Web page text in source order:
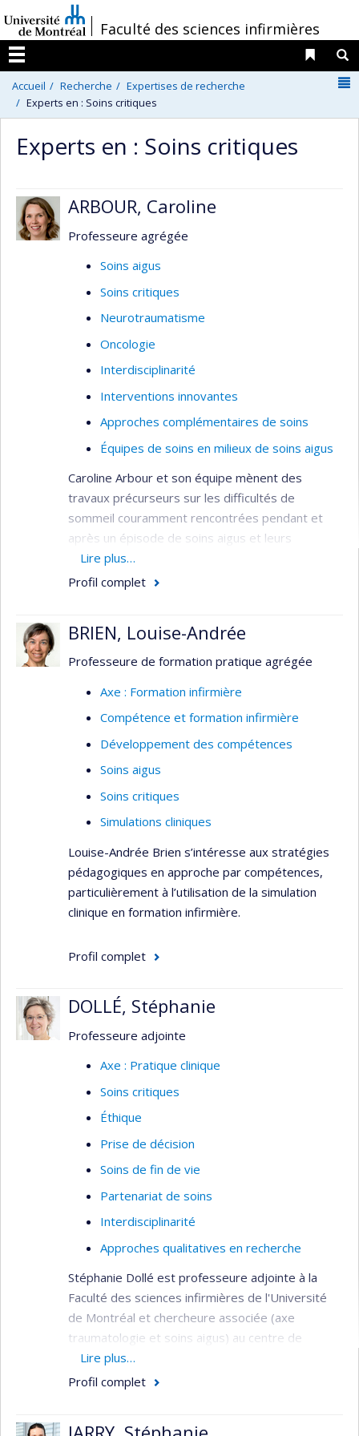
au
contenu
/Faculté des sciences infirmières
Menu
Liens
Accueil Recherche
Expertises de recherche
Experts en : Soins critiques
Experts en : Soins critiques
ARBOUR, Caroline
Professeure agrégée
Soins aigus
Soins critiques
Neurotraumatisme
Oncologie
Interdisciplinarité
Interventions innovantes
Approches complémentaires de soins
Équipes de soins en milieux de soins aigus
Caroline Arbour et son équipe mènent des
travaux précurseurs sur les difficultés de
sommeil couramment rencontrées pendant et
après un épisode de soins aigus et leurs
répercussions sur les résultats de santé, y
compris la gestion de la douleur, l’ajustement
sommeil, le cerveau et le système nerveux, ses
travaux s’intéressent principalement aux
crânien ou à une condition pouvant entraîner des
altérations nerveuses périphériques, notamment
le cancer. Elle développe et mets sur pied des
simples et rapides afin de réduire les
perturbations de sommeil et leurs conséquences
chez ces groupes vulnérables, avec un grand
cliniques.
Axe :
Pratique clinique
Soins aigus
Sommeil
Résultats de santé
Interdisciplinarité
Interventions innovantes
Intérêts de recherche :
épisode de soins
Protocole interdisciplinaires de
dépistage et de prise en charge
Intégration des patients partenaires
de soutien
Lire plus…
Profil complet
BRIEN, Louise-Andrée
Professeure de formation pratique agrégée
Axe : Formation infirmière
Compétence et formation infirmière
Développement des compétences
Soins aigus
Soins critiques
Simulations cliniques
Louise-Andrée Brien s’intéresse aux stratégies
pédagogiques en approche par compétences,
particulièrement à l’utilisation de la simulation
clinique en formation infirmière.
Profil complet
DOLLÉ, Stéphanie
Professeure adjointe
Axe : Pratique clinique
Soins critiques
Éthique
Prise de décision
Soins de fin de vie
Partenariat de soins
Interdisciplinarité
Approches qualitatives en recherche
Stéphanie Dollé est professeure adjointe à la
Faculté des sciences infirmières de l'Université
de Montréal et chercheure associée (axe
traumatologie et soins aigus) au centre de
recherche du CIUSSSNIM. Ses travaux de
recherche se concentrent sur la prise de décision
Lire plus…
Profil complet